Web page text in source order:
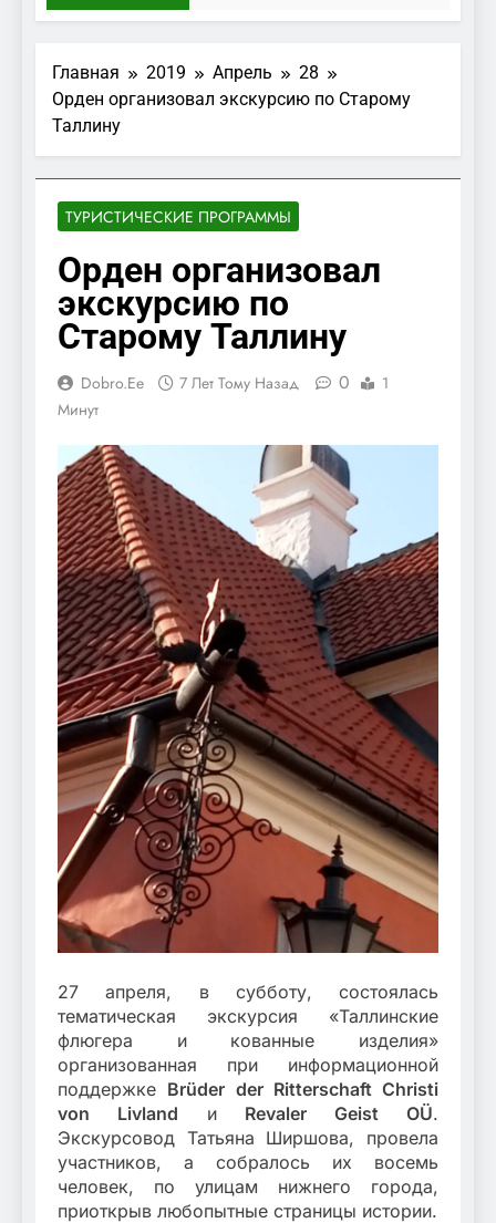
Главная 2019 Апрель
28
Орден организовал экскурсию по Старому
Таллину
ТУРИСТИЧЕСКИЕ ПРОГРАММЫ
Орден организовал
экскурсию по
Старому Таллину
Dobro.ee 7 Лет Тому Назад 0
1
Минут
27 апреля, в субботу, состоялась
тематическая экскурсия «Таллинские
флюгера и кованные изделия»
организованная при информационной
поддержке Brüder der Ritterschaft Christi
von Livland и Revaler Geist OÜ.
Экскурсовод Татьяна Ширшова, провела
участников, а собралось их восемь
человек, по улицам нижнего города,
приоткрыв любопытные страницы истории.